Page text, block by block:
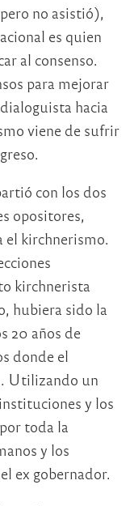
no asistió),
es quien
al consenso.
para mejorar
hacia
viene de sufrir
con los dos
opositores,
el kirchnerismo.
kirchnerista
hubiera sido la
20 años de
donde el
Utilizando un
y los
toda la
y los
ex gobernador.